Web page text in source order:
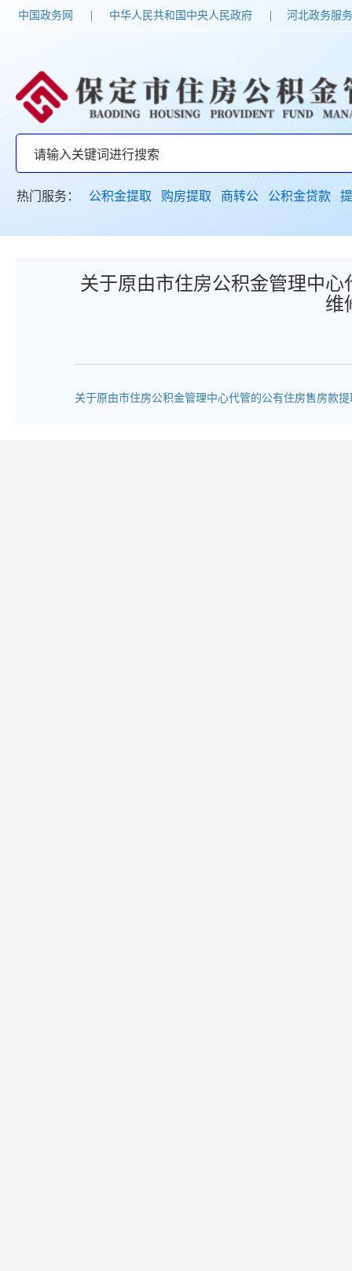
中国政务网 中华人民共和国中央人民政府 河北政务服
热门服务： 公积金提取 购房提取 商转公 公积金贷款
关于原由市住房公积金管理中
维
关于原由市住房公积金管理中心代管的公有住房售房款